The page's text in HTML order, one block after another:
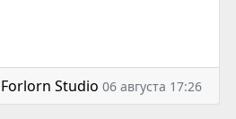
Forlorn Studio 06 августа 17:26